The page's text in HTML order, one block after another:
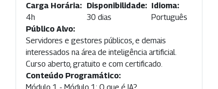
Carga Horária:
4h
Disponibilidade:
30 dias
Idioma:
Português
Público Alvo:
Servidores e gestores públicos, e demais
interessados na área de inteligência artificial.
Curso aberto, gratuito e com certificado.
Conteúdo Programático: